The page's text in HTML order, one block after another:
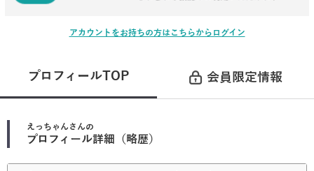
アカウントをお持ちの方はこちらからログイン
プロフィールTOP 会員限定情報
えっちゃん さんの
プロフィール詳細（略歴）